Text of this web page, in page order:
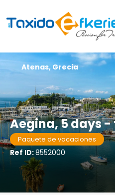
Aegina, 5 days
Paquete de vacaciones
Ref ID:8552000
Atenas, Grecia